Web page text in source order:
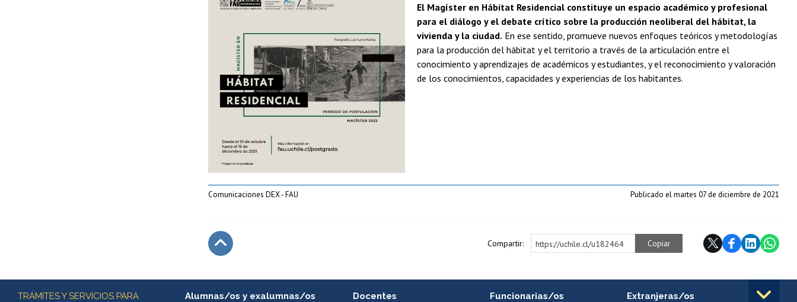
El Magíster en Hábitat Residencial constituye un espacio académico y profesional
para el diálogo y el debate crítico sobre la producción neoliberal del hábitat, la
vivienda y la ciudad. En ese sentido, promueve nuevos enfoques teóricos y metodologías
para la producción del hábitat y el territorio a través de la articulación entre el
conocimiento y aprendizajes de académicos y estudiantes, y el reconocimiento y valoración
de los conocimientos, capacidades y experiencias de los habitantes.
Comunicaciones DEX - FAU Publicado el martes 07 de diciembre de 2021
Compartir: https://uchile.cl/u182464 Copiar
Más información
TRÁMITES Y SERVICIOS PARA Alumnas/os y exalumnas/os Docentes Funcionarias/os Extranjeras/os